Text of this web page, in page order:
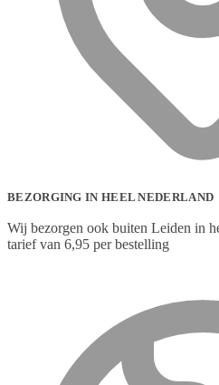
BEZORGING IN HEEL NEDERLAND
Wij bezorgen ook buiten Leiden in
tarief van 6,95 per bestelling